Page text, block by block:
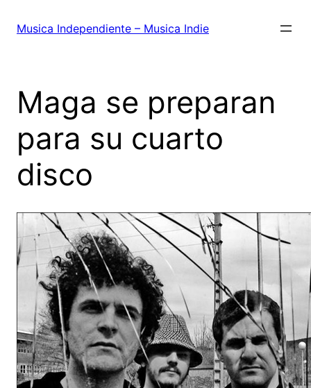
Musica Independiente – Musica Indie
Maga se preparan
para su cuarto
disco